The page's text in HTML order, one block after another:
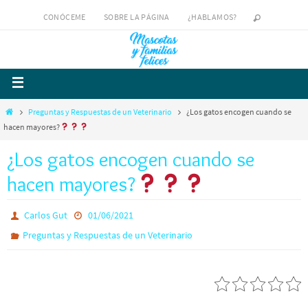
CONÓCEME SOBRE LA PÁGINA ¿HABLAMOS?
Preguntas y Respuestas de un Veterinario
¿Los gatos encogen cuando se
hacen mayores?
¿Los gatos encogen cuando se
hacen mayores?
Carlos Gut
01/06/2021
Preguntas y Respuestas de un Veterinario